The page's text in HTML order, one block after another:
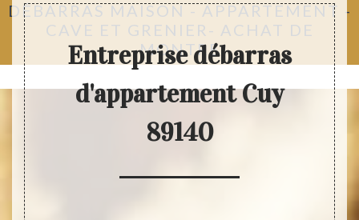
DÉBARRAS MAISON - APPARTEMENT -
CAVE ET GRENIER- ACHAT DE
MONTRE
Entreprise débarras
d'appartement Cuy
89140